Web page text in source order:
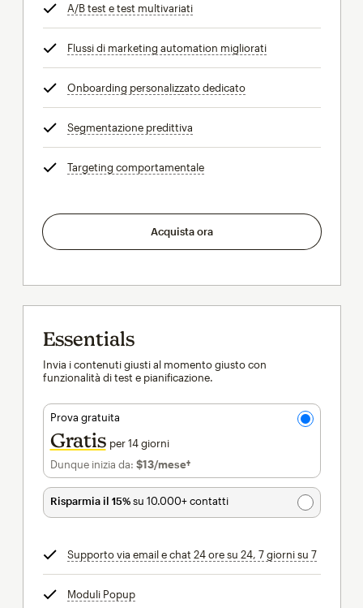
A/B test e test multivariatitooltip
Flussi di marketing automation miglioratitooltip
Onboarding personalizzato dedicatotooltip
Segmentazione predittiva
Targeting comportamentaletooltip
Acquista ora
Essentials
Invia i contenuti giusti al momento giusto con
funzionalità di test e pianificazione.
Prova gratuita
Gratis per 14 giorni
Dunque inizia da: $13/mese†al mese†
Risparmia il 15%su 10.000+ contatti
Supporto via email e chat 24 ore su 24, 7 giorni su 7tooltip
Moduli Popuptooltip